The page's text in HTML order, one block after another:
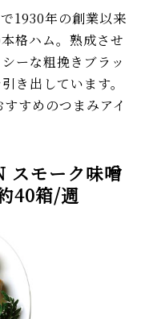
1930年の創業以来
格ハム。熟成させ
ーな粗挽きブラッ
き出しています。
すめのつまみアイ
スモーク味噌
40箱/週